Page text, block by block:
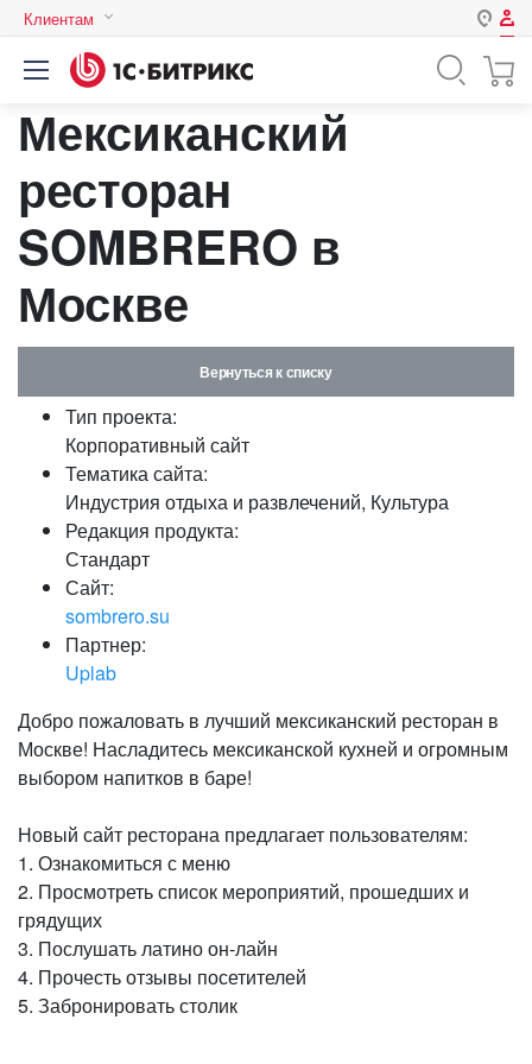
Клиентам
Авторизация
Зарегистрироваться
Логин
Пароль
компьютере
Забыли свой пароль?
или войдите с помощью
Мексиканский
ресторан
SOMBRERO в
Москве
Вернуться к списку
Тип проекта:
Корпоративный сайт
Тематика сайта:
Индустрия отдыха и развлечений, Культура
Редакция продукта:
Стандарт
Сайт:
sombrero.su
Партнер:
Uplab
Добро пожаловать в лучший мексиканский ресторан в
Москве! Насладитесь мексиканской кухней и огромным
выбором напитков в баре!
Новый сайт ресторана предлагает пользователям:
1. Ознакомиться с меню
2. Просмотреть список мероприятий, прошедших и
грядущих
3. Послушать латино он-лайн
4. Прочесть отзывы посетителей
5. Забронировать столик